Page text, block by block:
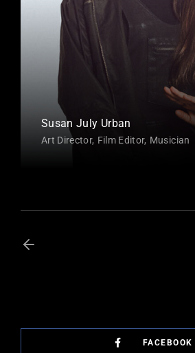
Susan July Urban
Art Director Film Editor Musician
FACEBOOK